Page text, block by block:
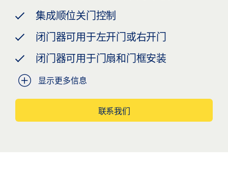
集成顺位关门控制
闭门器可用于左开门或右开门
闭门器可用于门扇和门框安装
显示更多信息
联系我们